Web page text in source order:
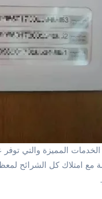
مع امتلاك كل الشرائح